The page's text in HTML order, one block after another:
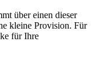
über einen dieser
kleine Provision. Für
für Ihre